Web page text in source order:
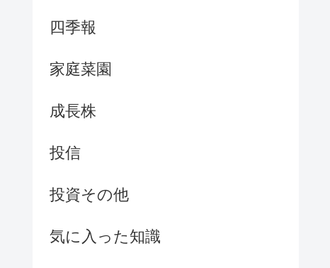
四季報
家庭菜園
成長株
投信
投資その他
気に入った知識